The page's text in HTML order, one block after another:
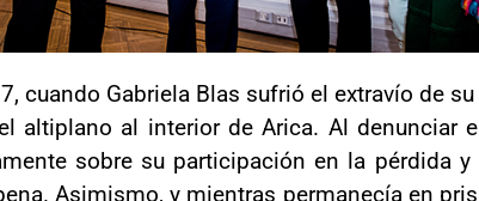
cuando Gabriela Blas sufrió el extravío de
altiplano al interior de Arica. Al denunciar
sobre su participación en la pérdida
Asimismo, y mientras permanecía en